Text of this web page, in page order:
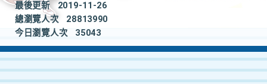
最後更新
2019-11-26
總瀏覽人次
28813990
今日瀏覽人次
35043